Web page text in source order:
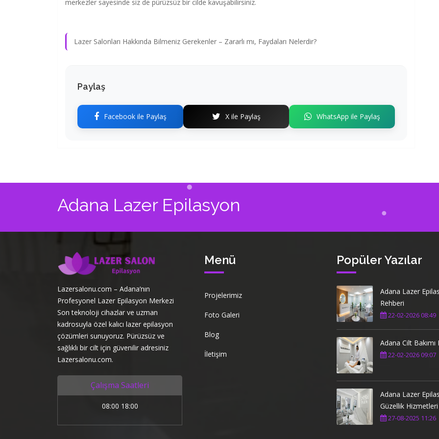
merkezler sayesinde siz de pürüzsüz bir cilde kavuşabilirsiniz.
Lazer Salonları Hakkında Bilmeniz Gerekenler – Zararlı mı, Faydaları Nelerdir?
Paylaş
Facebook ile Paylaş X ile Paylaş WhatsApp ile Paylaş
Adana Lazer Epilasyon
Lazersalonu.com – Adana’nın
Profesyonel Lazer Epilasyon Merkezi
Son teknoloji cihazlar ve uzman
kadrosuyla özel kalıcı lazer epilasyon
çözümleri sunuyoruz. Pürüzsüz ve
sağlıklı bir cilt için güvenilir adresiniz
Lazersalonu.com.
Çalışma Saatleri
08:00 18:00
Menü
Projelerimiz
Foto Galeri
Blog
İletişim
Popüler Yazılar
Adana Lazer
Rehberi
22-02-2026 08:49
Adana Cilt Bakımı
22-02-2026 09:07
Adana Lazer
Güzellik Hizmetleri
27-08-2025 11:26